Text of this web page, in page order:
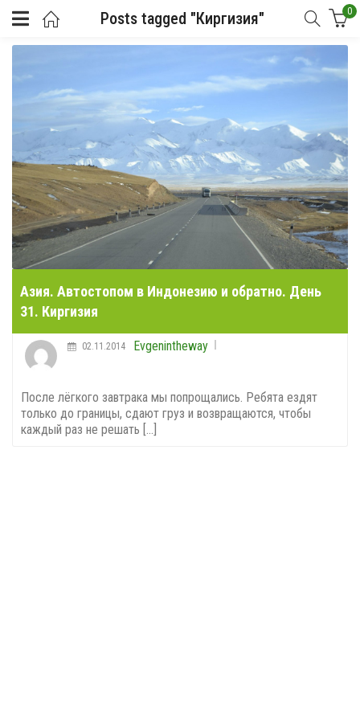
Posts tagged "Киргизия" 0
Азия. Автостопом в Индонезию и обратно. День
31. Киргизия
Evgenintheway
02.11.2014
После лёгкого завтрака мы попрощались. Ребята ездят
только до границы, сдают груз и возвращаются, чтобы
каждый раз не решать [...]